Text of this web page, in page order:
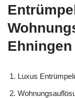
Ehningen
Luxus